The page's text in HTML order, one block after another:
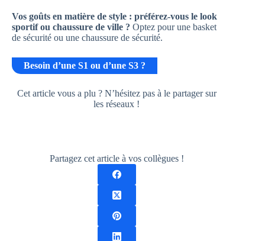
Vos goûts en matière de style : préférez-vous le look
sportif ou chaussure de ville ? Optez pour une basket
de sécurité ou une chaussure de sécurité.
Besoin d’une S1 ou d’une S3 ?
Cet article vous a plu ? N’hésitez pas à le partager sur
les réseaux !
Partagez cet article à vos collègues !